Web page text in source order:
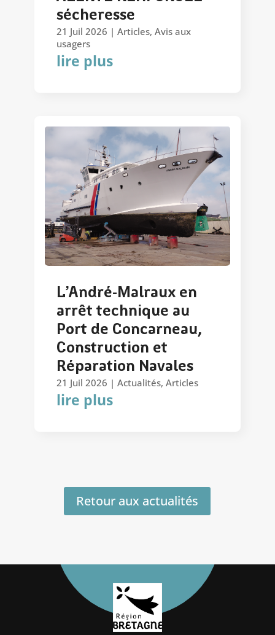
sécheresse
21 Juil 2026 | Articles, Avis aux
usagers
lire plus
L’André-Malraux en
arrêt technique au
Port de Concarneau,
Construction et
Réparation Navales
21 Juil 2026 | Actualités, Articles
lire plus
Retour aux actualités